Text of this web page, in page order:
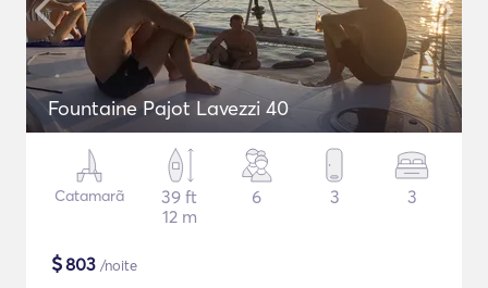
Fountaine Pajot Lavezzi 40
Catamarã
39 ft
12 m
6 3 3
$803 /noite